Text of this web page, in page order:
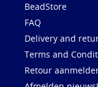
BeadStore
FAQ
Delivery and
Terms and
Retour